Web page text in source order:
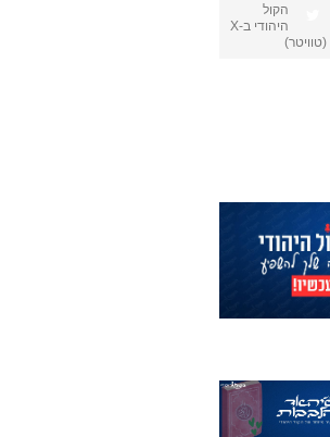
הקול
היהודי ב-X
(טוויטר)